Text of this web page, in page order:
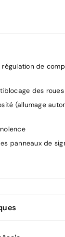
régulation de
des roues
(allumage
panneaux de
de ligne
surteintées
Descent